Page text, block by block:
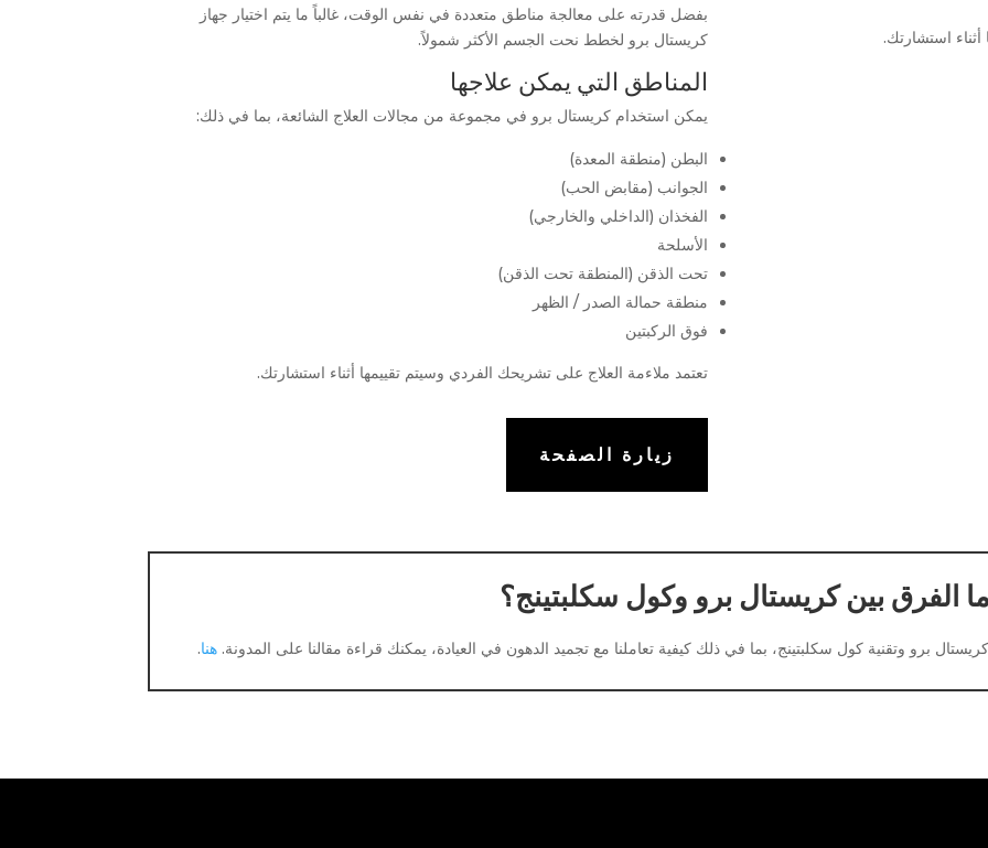
بفضل قدرته على معالجة مناطق متعددة في نفس الوقت، غالباً ما يتم اختيار جهاز
كريستال برو لخطط نحت الجسم الأكثر شمولاً.
المناطق التي يمكن علاجها
يمكن استخدام كريستال برو في مجموعة من مجالات العلاج الشائعة، بما في ذلك:
البطن (منطقة المعدة)
الجوانب (مقابض الحب)
الفخذان (الداخلي والخارجي)
الأسلحة
تحت الذقن (المنطقة تحت الذقن)
منطقة حمالة الصدر / الظهر
فوق الركبتين
تعتمد ملاءمة العلاج على تشريحك الفردي وسيتم تقييمها أثناء استشارتك.
زيارة الصفحة
استشارتك.
ما الفرق بين كريستال برو وكول سكلبتينج؟
برو وتقنية كول سكلبتينج، بما في ذلك كيفية تعاملنا مع تجميد الدهون في العيادة، يمكنك قراءة مقالنا على المدونة.هنا.